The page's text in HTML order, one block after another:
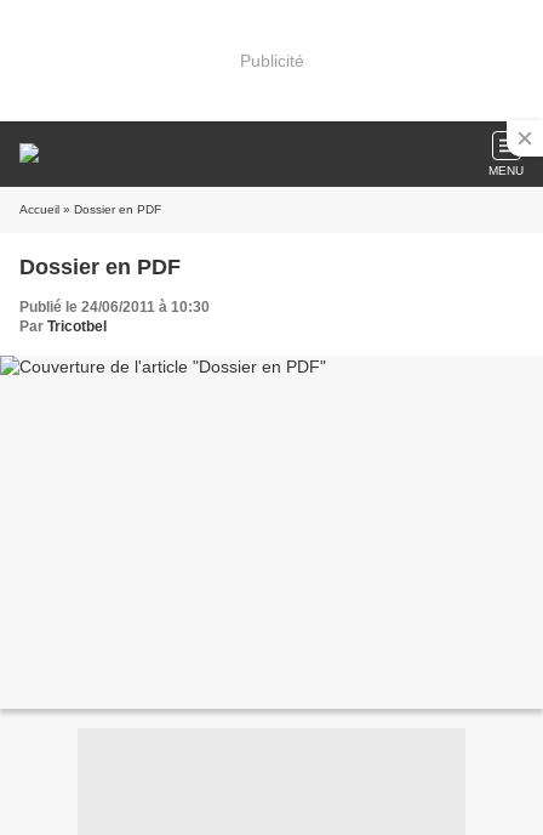
Publicité
MENU
Accueil » Dossier en PDF
Dossier en PDF
Publié le 24/06/2011 à 10:30
Par Tricotbel